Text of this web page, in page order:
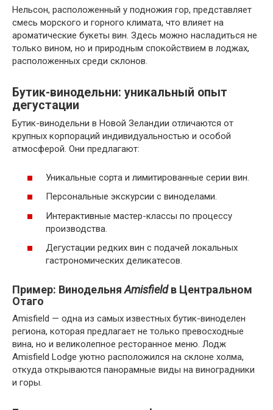
Нельсон, расположенный у подножия гор, представляет
смесь морского и горного климата, что влияет на
ароматические букеты вин. Здесь можно насладиться не
только вином, но и природным спокойствием в лоджах,
расположенных среди склонов.
Бутик-винодельни: уникальный опыт
дегустации
Бутик-винодельни в Новой Зеландии отличаются от
крупных корпораций индивидуальностью и особой
атмосферой. Они предлагают:
Уникальные сорта и лимитированные серии вин.
Персональные экскурсии с виноделами.
Интерактивные мастер-классы по процессу
производства.
Дегустации редких вин с подачей локальных
гастрономических деликатесов.
Пример: ВинодельняAmisfieldв Центральном
Отаго
Amisfield — одна из самых известных бутик-виноделен
региона, которая предлагает не только превосходные
вина, но и великолепное ресторанное меню. Лодж
Amisfield Lodge уютно расположился на склоне холма,
откуда открываются панорамные виды на виноградники
и горы.